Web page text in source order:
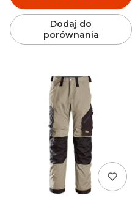
Dodaj do
porównania